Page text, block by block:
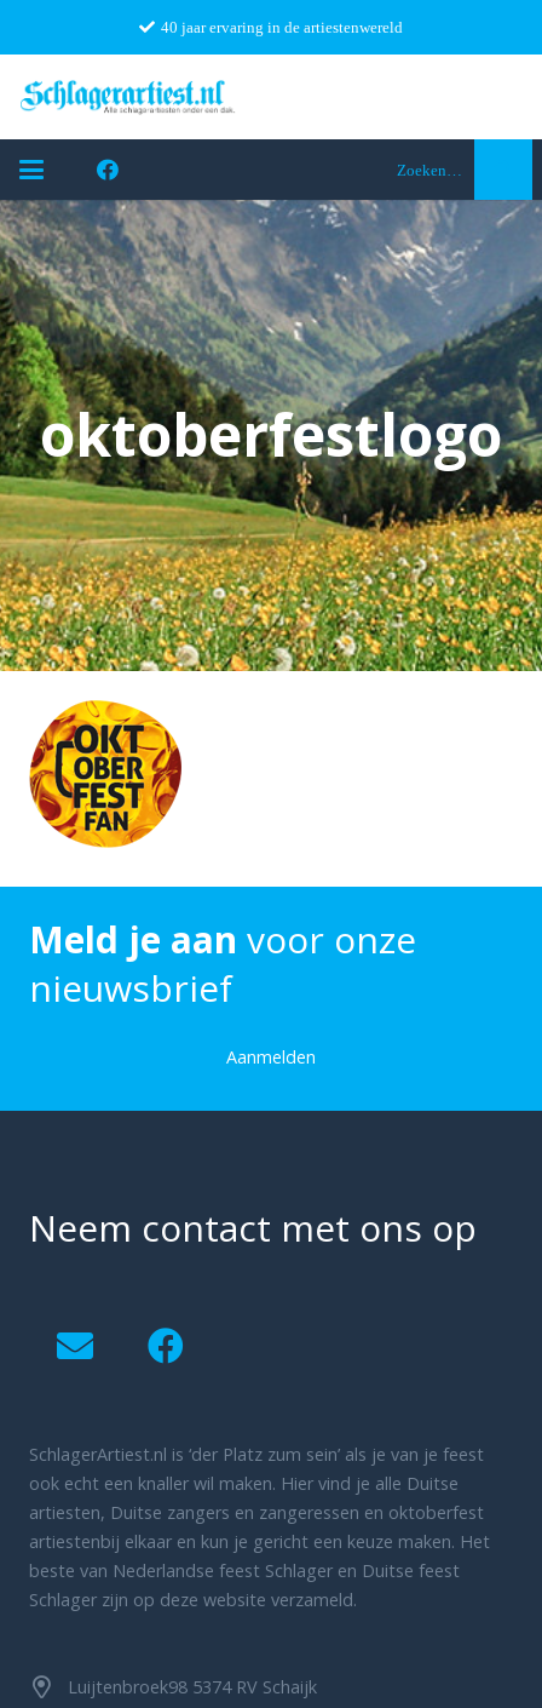
40 jaar ervaring in de artiestenwereld
Zoeken…
oktoberfestlogo
Meld je aan voor onze
nieuwsbrief
Aanmelden
Neem contact met ons op
SchlagerArtiest.nl is ‘der Platz zum sein’ als je van je feest
ook echt een knaller wil maken. Hier vind je alle Duitse
artiesten, Duitse zangers en zangeressen en oktoberfest
artiestenbij elkaar en kun je gericht een keuze maken. Het
beste van Nederlandse feest Schlager en Duitse feest
Schlager zijn op deze website verzameld.
Luijtenbroek98 5374 RV Schaijk